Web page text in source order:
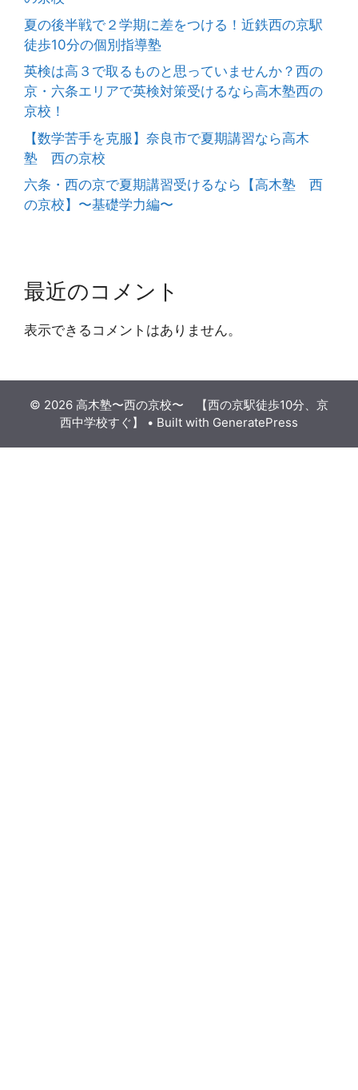
夏の後半戦で２学期に差をつける！近鉄西の京駅
徒歩10分の個別指導塾
英検は高３で取るものと思っていませんか？西の
京・六条エリアで英検対策受けるなら高木塾西の
京校！
【数学苦手を克服】奈良市で夏期講習なら高木
塾 西の京校
六条・西の京で夏期講習受けるなら【高木塾 西
の京校】〜基礎学力編〜
最近のコメント
表示できるコメントはありません。
© 2026 高木塾〜西の京校〜 【西の京駅徒歩10分、京
西中学校すぐ】
• Built with GeneratePress